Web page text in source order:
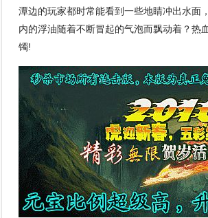
潭边的玩家都时常能看到一些地睛冲出水面
内的浮油随着不断冒起的气泡而飘动着？热
镯!